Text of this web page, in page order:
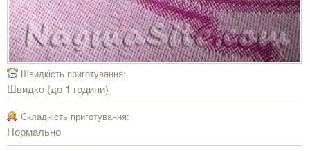
Швидкість приготування:
Швидко (до 1 години)
Складність приготування:
Нормально